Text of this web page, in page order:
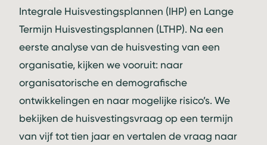
Integrale Huisvestingsplannen (IHP) en Lange
Termijn Huisvestingsplannen (LTHP). Na een
eerste analyse van de huisvesting van een
organisatie, kijken we vooruit: naar
organisatorische en demografische
ontwikkelingen en naar mogelijke risico’s. We
bekijken de huisvestingsvraag op een termijn
van vijf tot tien jaar en vertalen de vraag naar